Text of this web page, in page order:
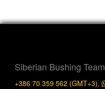
Siberian Bushing Team
+386 70 359 562 (GMT+3),